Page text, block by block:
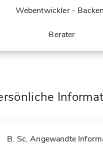
Webentwickler -
Berater
B. Sc. Angewandte